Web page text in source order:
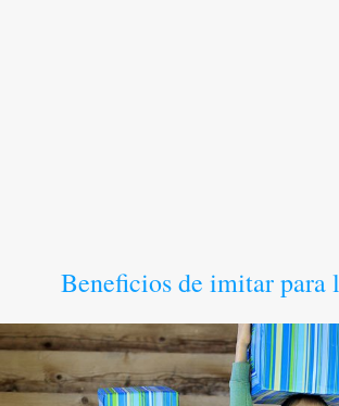
Beneficios de imitar para